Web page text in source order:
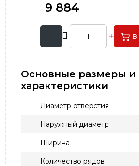
9 884
В
Основные размеры и
характеристики
Диаметр отверстия
Наружный диаметр
Ширина
Количество рядов